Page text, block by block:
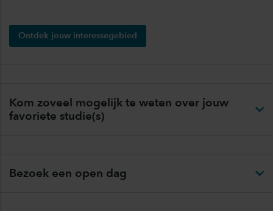
Ontdek jouw interessegebied
Kom zoveel mogelijk te weten over jouw
favoriete studie(s)
Bezoek een open dag